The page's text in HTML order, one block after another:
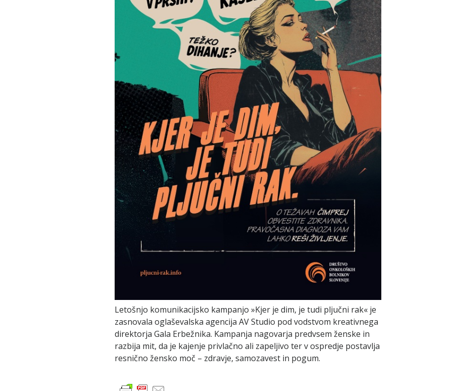
Letošnjo komunikacijsko kampanjo »Kjer je dim, je tudi pljučni rak« je
zasnovala oglaševalska agencija AV Studio pod vodstvom kreativnega
direktorja Gala Erbežnika. Kampanja nagovarja predvsem ženske in
razbija mit, da je kajenje privlačno ali zapeljivo ter v ospredje postavlja
resnično žensko moč – zdravje, samozavest in pogum.